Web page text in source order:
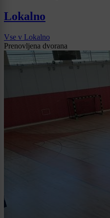
Lokalno
Vse v Lokalno
Prenovljena dvorana